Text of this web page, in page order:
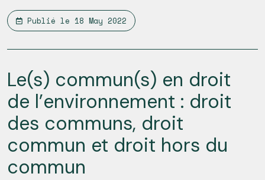
Publié le 18 May 2022
Le(s) commun(s) en droit
de l’environnement : droit
des communs, droit
commun et droit hors du
commun